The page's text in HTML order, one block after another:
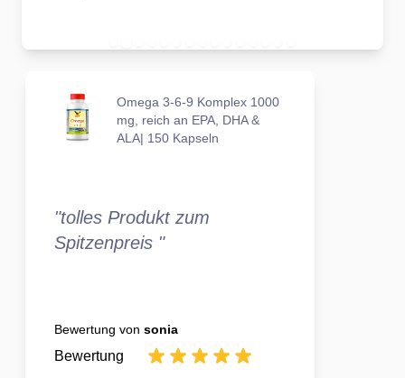
Omega 3-6-9 Komplex 1000
mg, reich an EPA, DHA &
ALA| 150 Kapseln
"tolles Produkt zum
Spitzenpreis "
Bewertung von sonia
Bewertung